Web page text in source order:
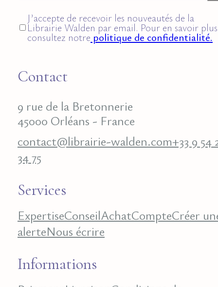
J’accepte de recevoir les nouveautés de la
Librairie Walden par email. Pour en savoir
consultez notre politique de confidentialité.
Contact
9 rue de la Bretonnerie
45000 Orléans - France
contact@librairie-walden.com+33 9 54
34 75
Services
ExpertiseConseilAchatCompteCréer
alerteNous écrire
Informations